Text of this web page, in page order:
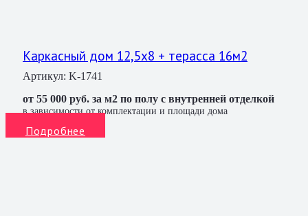
Каркасный дом 12,5х8 + терасса 16м2
Артикул: K-1741
от 55 000 руб. за м2 по полу с внутренней отделкой
в зависимости от комплектации и площади дома
Подробнее